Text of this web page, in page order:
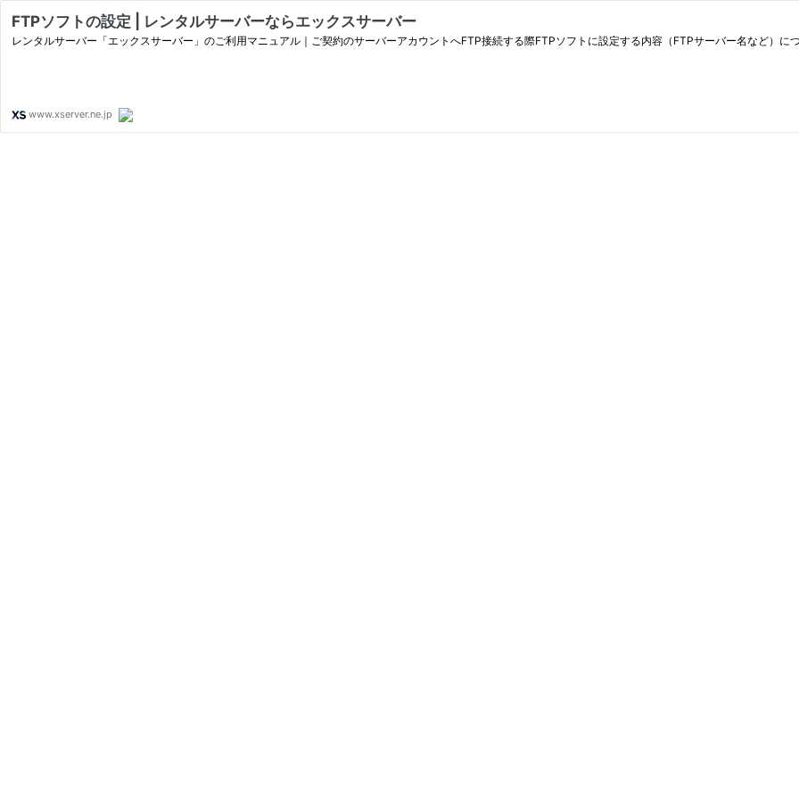
FTPソフトの設定 | レンタルサーバーならエックスサーバー
レンタルサーバー「エックスサーバー」のご利用マニュアル｜ご契約のサーバーアカウントへFTP接続する際FTPソフトに設定する内容（FTPサーバー名など）に
www.xserver.ne.jp